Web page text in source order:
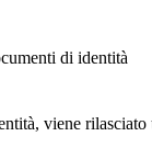
di identità
viene